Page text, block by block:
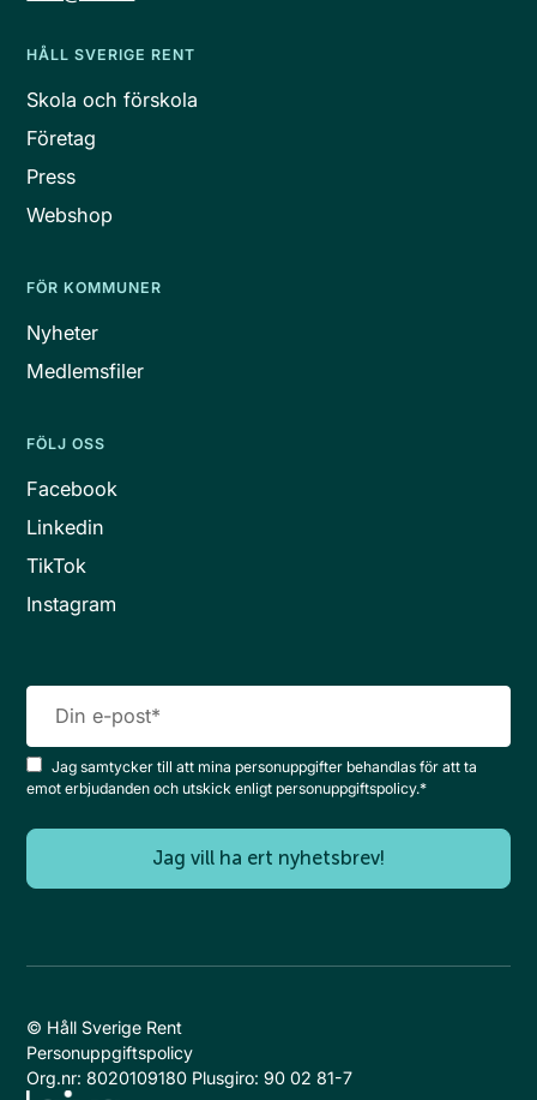
HÅLL SVERIGE RENT
Skola och förskola
Företag
Press
Webshop
FÖR KOMMUNER
Nyheter
Medlemsfiler
FÖLJ OSS
Facebook
Linkedin
TikTok
Instagram
Jag samtycker till att mina personuppgifter behandlas för att ta
emot erbjudanden och utskick enligt personuppgiftspolicy.*
© Håll Sverige Rent
Personuppgiftspolicy
Org.nr: 8020109180 Plusgiro: 90 02 81-7